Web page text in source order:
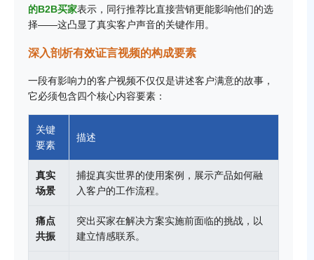
的B2B买家表示，同行推荐比直接营销更能影响他们的选
择——这凸显了真实客户声音的关键作用。
深入剖析有效证言视频的构成要素
一段有影响力的客户视频不仅仅是讲述客户满意的故事，
它必须包含四个核心内容要素：
关键
要素
描述
真实
场景
捕捉真实世界的使用案例，展示产品如何融
入客户的工作流程。
痛点
共振
突出买家在解决方案实施前面临的挑战，以
建立情感联系。